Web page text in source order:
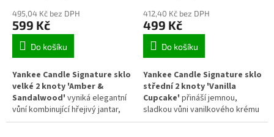
495,04 Kč bez DPH
599 Kč
Do košíku
Yankee Candle Signature sklo
velké 2 knoty 'Amber &
Sandalwood' vyniká elegantní
vůní kombinující hřejivý jantar,
santalové dřevo a jemné tóny
412,40 Kč bez DPH
499 Kč
Do košíku
Yankee Candle Signature sklo
střední 2 knoty 'Vanilla
Cupcake' přináší jemnou,
sladkou vůni vanilkového krému
a čerstvě upečených cupcaků.